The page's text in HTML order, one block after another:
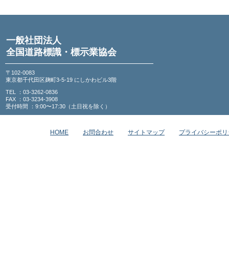
一般社団法人
全国道路標識・標示業協会
〒102-0083
東京都千代田区麹町3-5-19 にしかわビル3階
TEL ：03-3262-0836
FAX ：03-3234-3908
受付時間 ：9:00〜17:30（土日祝を除く）
HOME お問合わせ サイトマップ プライバシーポ